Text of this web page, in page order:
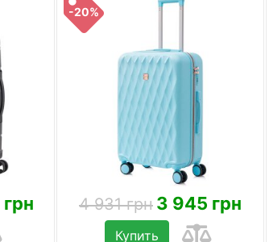
-20%
4 931 грн 3 945 грн
Купить